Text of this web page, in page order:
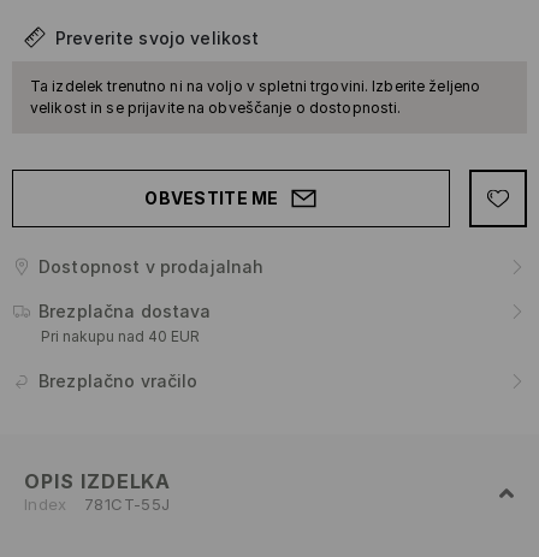
Preverite svojo velikost
Ta izdelek trenutno ni na voljo v spletni trgovini. Izberite željeno
velikost in se prijavite na obveščanje o dostopnosti.
OBVESTITE ME
Dostopnost v prodajalnah
Brezplačna dostava
Pri nakupu nad 40 EUR
Brezplačno vračilo
OPIS IZDELKA
Index 781CT-55J